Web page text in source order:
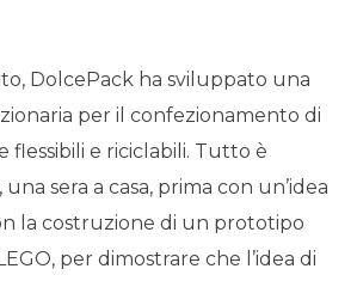
DolcePack ha sviluppato una
per il confezionamento di
flessibili e riciclabili. Tutto è
sera a casa, prima con un’idea
la costruzione di un prototipo
per dimostrare che l’idea di